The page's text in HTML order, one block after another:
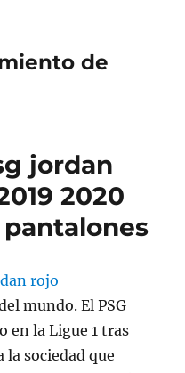
de
jordan
2020
mundo. El PSG
en la Ligue 1 tras
la sociedad que